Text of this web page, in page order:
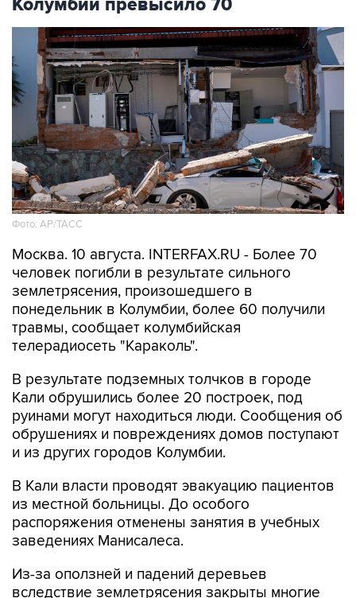
Колумбии превысило 70
Фото: АР/ТАСС
Москва. 10 августа. INTERFAX.RU - Более 70
человек погибли в результате сильного
землетрясения, произошедшего в
понедельник в Колумбии, более 60 получили
травмы, сообщает колумбийская
телерадиосеть "Караколь".
В результате подземных толчков в городе
Кали обрушились более 20 построек, под
руинами могут находиться люди. Сообщения об
обрушениях и повреждениях домов поступают
и из других городов Колумбии.
В Кали власти проводят эвакуацию пациентов
из местной больницы. До особого
распоряжения отменены занятия в учебных
заведениях Манисалеса.
Из-за оползней и падений деревьев
вследствие землетрясения закрыты многие